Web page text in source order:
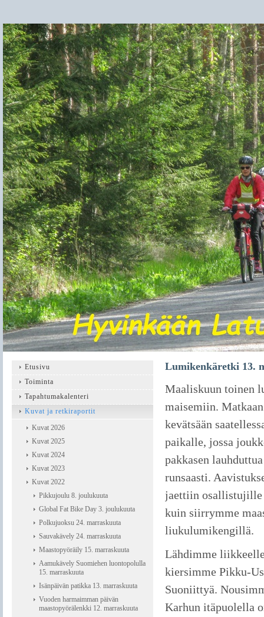
Lumikenkäretki 13.
Maaliskuun toinen
maisemiin.
kevätsään
paikalle, jossa
pakkasen
runsaasti.
jaettiin osallistujille
kuin siirrymme
liukulumikengillä.
Lähdimme
kiersimme Pikku-
Suoniittyä.
Karhun itäpuolella
Etusivu
Toiminta
Tapahtumakalenteri
Kuvat ja retkiraportit
Kuvat 2026
Kuvat 2025
Kuvat 2024
Kuvat 2023
Kuvat 2022
Pikkujoulu 8. joulukuuta
Global Fat Bike Day 3. joulukuuta
Polkujuoksu 24. marraskuuta
Sauvakävely 24. marraskuuta
Maastopyöräily 15. marraskuuta
Aamukävely Suomiehen luontopolulla
15. marraskuuta
Isänpäivän patikka 13. marraskuuta
Vuoden harmaimman päivän
maastopyörälenkki 12. marraskuuta